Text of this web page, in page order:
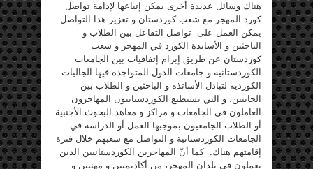
هناك وسائل عديدة أخرى يمكن إتباعها لإدامة تواصل
كورد المهجر مع شعب كوردستان و تعزيز هذا التواصل.
يمكن العمل على تواصل التفاعل بين الطلاب و
الباحثين و الأساتذة الكورد في المهجر و شعب
كوردستان عن طريق إبرام إتفاقيات بين الجامعات
الكوردستانية و جامعات الدول المتواجدة فيها الجاليات
الكوردية لتبادل الأساتذة و الباحثين و الطلاب بين
الجانبين، و التي يستطيع الكوردستانيون المهاجرون
العاملون في الجامعات و مراكز و معاهد البحوث الأجنبية
أو الطلاب الجامعيون بموجبها العمل أو الدراسة في
الجامعات الكوردستانية و التواصل مع شعبهم خلال فترة
إقامتهم هناك. كما أنّ المهاجرين الكوردستانيين الذين
يعملون في بلدان المهجر، من أكاديميين و مهنيين و